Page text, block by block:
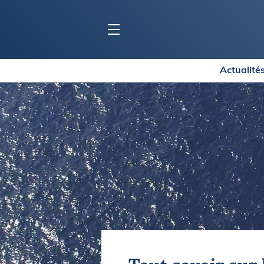
BLOC MARINE
Ports
Carnets de voyage
Dossiers de la rédaction
Collection Bloc Marine
Application Bloc Marine
Règlementation
BATEAUX